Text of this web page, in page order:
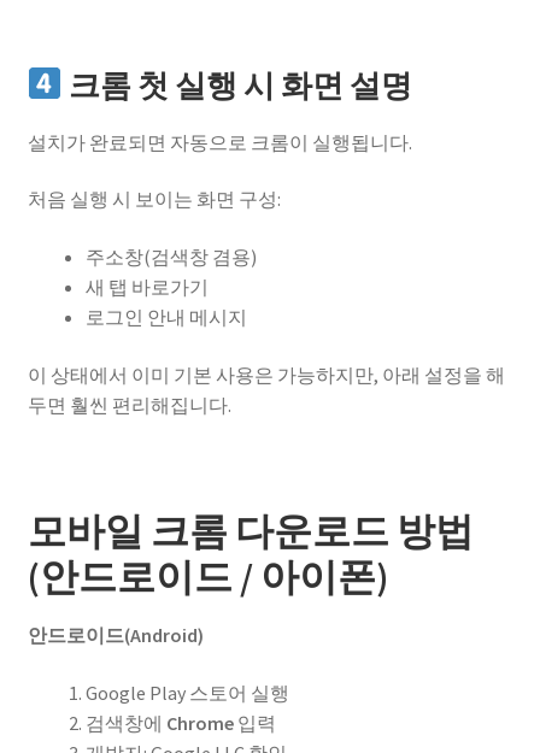
크롬 첫 실행 시 화면 설명
설치가 완료되면 자동으로 크롬이 실행됩니다.
처음 실행 시 보이는 화면 구성:
주소창(검색창 겸용)
새 탭 바로가기
로그인 안내 메시지
이 상태에서 이미 기본 사용은 가능하지만, 아래 설정을 해
두면 훨씬 편리해집니다.
모바일 크롬 다운로드 방법
(안드로이드 / 아이폰)
안드로이드(Android)
Google Play 스토어 실행
검색창에 Chrome입력